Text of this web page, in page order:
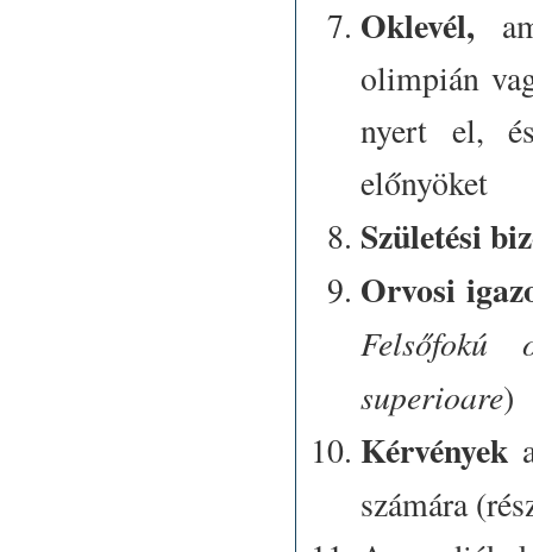
Oklevél,
olimpián
nyert el,
előnyöket
Születési
Orvosi
Felsőfokú
superioare)
Kérvények
számára